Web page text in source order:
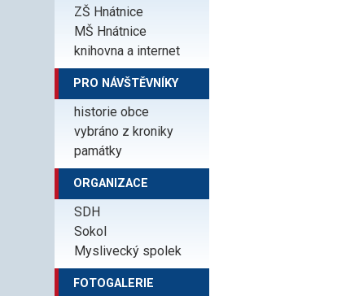
ZŠ Hnátnice
MŠ Hnátnice
knihovna a internet
PRO NÁVŠTĚVNÍKY
historie obce
vybráno z kroniky
památky
ORGANIZACE
SDH
Sokol
Myslivecký spolek
FOTOGALERIE